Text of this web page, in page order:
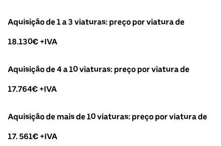
Aquisição de 1 a 3 viaturas: preço por viatura de
18.130€ +IVA
Aquisição de 4 a 10 viaturas: preço por viatura de
17.764€ +IVA
Aquisição de mais de 10 viaturas: preço por viatura de
17. 561€ +IVA